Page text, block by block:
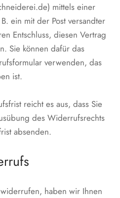
mittels einer
ein mit der Post versandter
Entschluss, diesen Vertrag
Sie können dafür das
verwenden, das
ist.
reicht es aus, dass Sie
des Widerrufsrechts
absenden.
haben wir Ihnen